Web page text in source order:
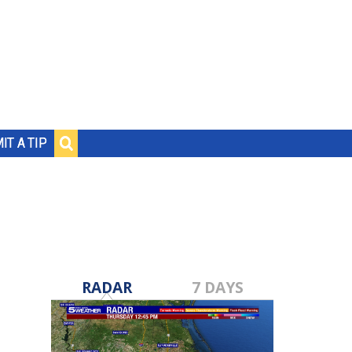
A TIP
RADAR 7 DAYS